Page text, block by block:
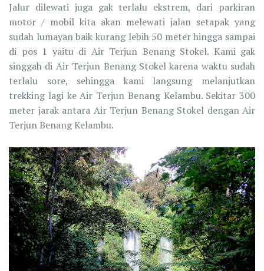
Jalur dilewati juga gak terlalu ekstrem, dari parkiran
motor / mobil kita akan melewati jalan setapak yang
sudah lumayan baik kurang lebih 50 meter hingga sampai
di pos 1 yaitu di Air Terjun Benang Stokel. Kami gak
singgah di Air Terjun Benang Stokel karena waktu sudah
terlalu sore, sehingga kami langsung melanjutkan
trekking lagi ke Air Terjun Benang Kelambu. Sekitar 300
meter jarak antara Air Terjun Benang Stokel dengan Air
Terjun Benang Kelambu.